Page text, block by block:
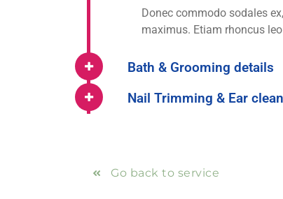
Donec commodo sodales
maximus. Etiam rhoncus
Bath & Grooming details
Nail Trimming & Ear
Go back to service